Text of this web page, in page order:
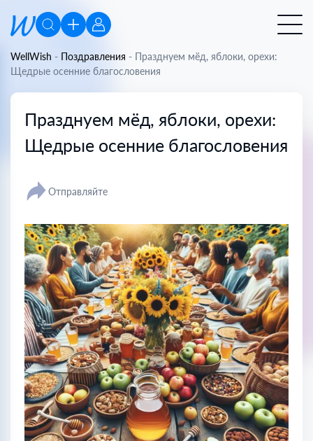
WellWish - Поздравления - Празднуем мёд, яблоки, орехи:
Щедрые осенние благословения
Празднуем мёд, яблоки, орехи:
Щедрые осенние благословения
Отправляйте